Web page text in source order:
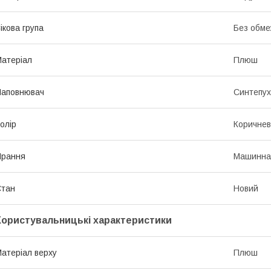
група Без
Плюш
Синтепух
Новий
характеристики
верху Плюш